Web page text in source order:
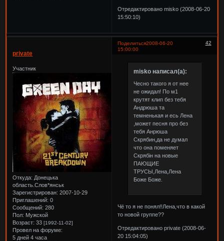
Отредактировано misko (2008-06-20
15:50:10)
Поделиться 42
2008-06-20
15:00:00
private
Участник
Откуда: Донецька
область.Слов*янськ
Зарегистрирован: 2007-10-29
Приглашений: 0
Сообщений: 280
Пол: Мужской
Возраст: 33[1992-11-02]
Провел на форуме:
5 дней 4 часа
misko написал(а):
Чесно такого я от нее
не ожидал! По м1
крутят клип без тебя
Андрюша та
темненькая и есь Лена
,может песня про без
тебя Анрюша
Скрябин,да не думал
что она поменяет
Скрябін на новые
ПАЮЩИЕ
ТРУСЫ,Лена,Лена
Боже Боже.
Чё то я не понял!!Лена,что в какой
то новой группе??
Отредактировано private (2008-06-
20 15:04:05)